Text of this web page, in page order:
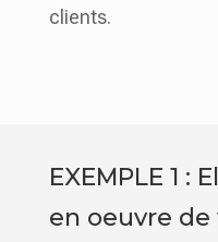
clients.
EXEMPLE 1 :
en oeuvre